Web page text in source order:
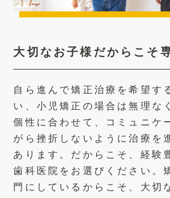
大切なお子様だからこそ
自ら進んで矯正治療を希望す
い、小児矯正の場合は無理な
個性に合わせて、コミュニケ
がら挫折しないように治療を
あります。だからこそ、経験
歯科医院をお選びください。
門にしているからこそ、大切